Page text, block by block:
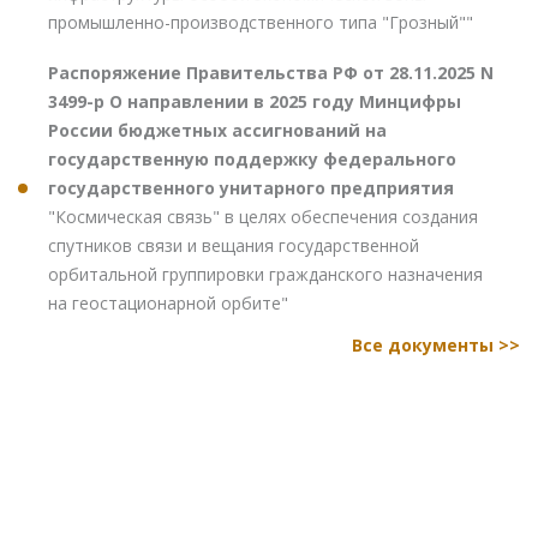
промышленно-производственного типа "Грозный""
Распоряжение Правительства РФ от 28.11.2025 N
3499-р О направлении в 2025 году Минцифры
России бюджетных ассигнований на
государственную поддержку федерального
государственного унитарного предприятия
"Космическая связь" в целях обеспечения создания
спутников связи и вещания государственной
орбитальной группировки гражданского назначения
на геостационарной орбите"
Все документы >>